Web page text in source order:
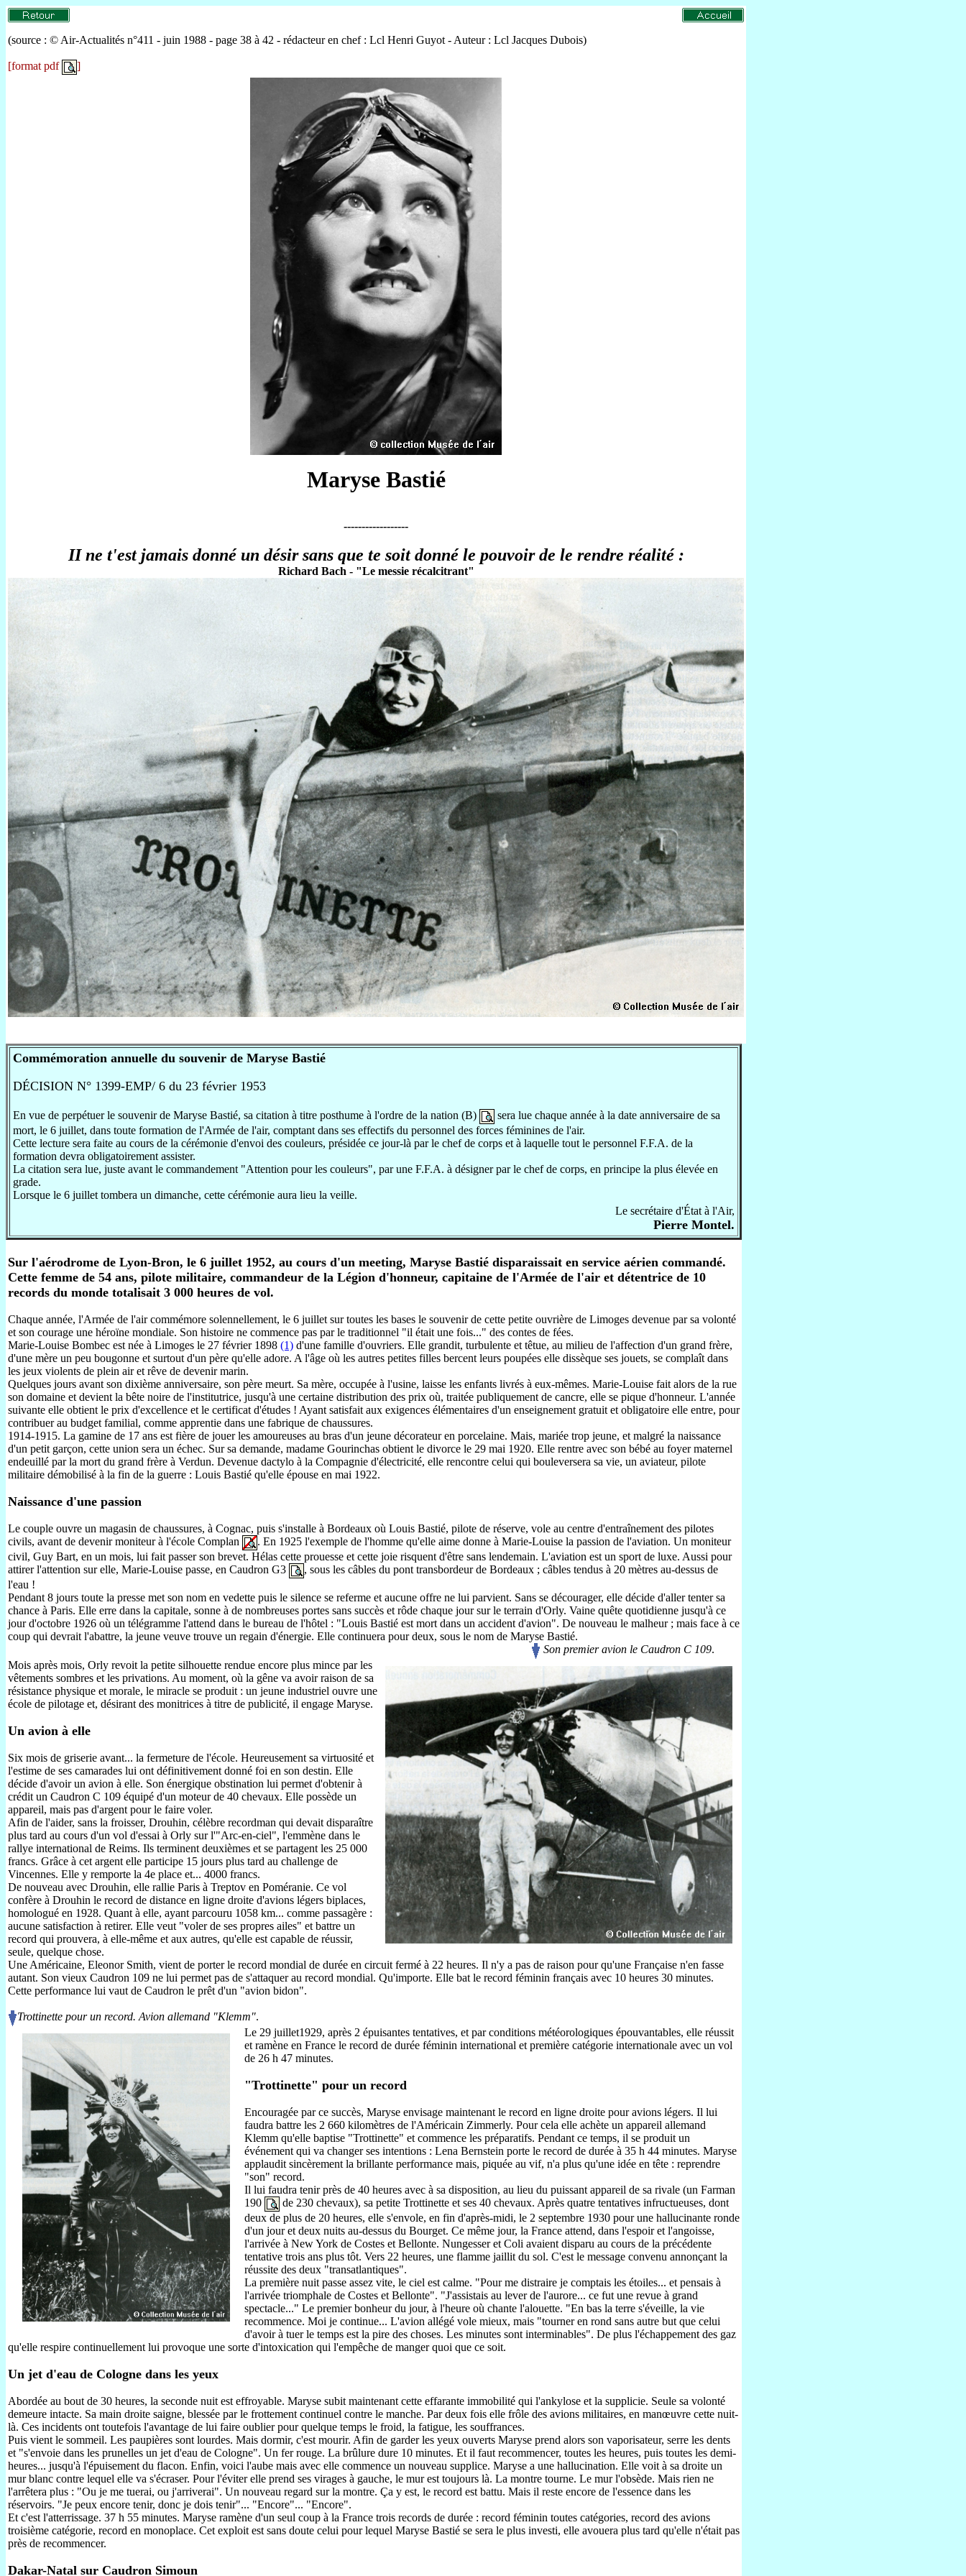
(source : © Air-Actualités n°411 - juin 1988 - page 38 à 42 - rédacteur en chef : Lcl Henri Guyot - Auteur : Lcl Jacques Dubois)
[format pdf ]
Maryse Bastié
------------------
II ne t'est jamais donné un désir sans que te soit donné le pouvoir de le rendre réalité :
Richard Bach - "Le messie récalcitrant"
Commémoration annuelle du souvenir de Maryse Bastié
DÉCISION N° 1399-EMP/ 6 du 23 février 1953
En vue de perpétuer le souvenir de Maryse Bastié, sa citation à titre posthume à l'ordre de la nation (B)
sera lue chaque année à la date anniversaire de sa
mort, le 6 juillet, dans toute formation de l'Armée de l'air, comptant dans ses effectifs du personnel des forces féminines de l'air.
Cette lecture sera faite au cours de la cérémonie d'envoi des couleurs, présidée ce jour-là par le chef de corps et à laquelle tout le personnel F.F.A. de la
formation devra obligatoirement assister.
La citation sera lue, juste avant le commandement "Attention pour les couleurs", par une F.F.A. à désigner par le chef de corps, en principe la plus élevée en
grade.
Lorsque le 6 juillet tombera un dimanche, cette cérémonie aura lieu la veille.
Le secrétaire d'État à l'Air,
Pierre Montel.
Sur l'aérodrome de Lyon-Bron, le 6 juillet 1952, au cours d'un meeting, Maryse Bastié disparaissait en service aérien commandé.
Cette femme de 54 ans, pilote militaire, commandeur de la Légion d'honneur, capitaine de l'Armée de l'air et détentrice de 10
records du monde totalisait 3 000 heures de vol.
Chaque année, l'Armée de l'air commémore solennellement, le 6 juillet sur toutes les bases le souvenir de cette petite ouvrière de Limoges devenue par sa volonté
et son courage une héroïne mondiale. Son histoire ne commence pas par le traditionnel "il était une fois..." des contes de fées.
Marie-Louise Bombec est née à Limoges le 27 février 1898 (1) d'une famille d'ouvriers. Elle grandit, turbulente et têtue, au milieu de l'affection d'un grand frère,
d'une mère un peu bougonne et surtout d'un père qu'elle adore. A l'âge où les autres petites filles bercent leurs poupées elle dissèque ses jouets, se complaît dans
les jeux violents de plein air et rêve de devenir marin.
Quelques jours avant son dixième anniversaire, son père meurt. Sa mère, occupée à l'usine, laisse les enfants livrés à eux-mêmes. Marie-Louise fait alors de la rue
son domaine et devient la bête noire de l'institutrice, jusqu'à une certaine distribution des prix où, traitée publiquement de cancre, elle se pique d'honneur. L'année
suivante elle obtient le prix d'excellence et le certificat d'études ! Ayant satisfait aux exigences élémentaires d'un enseignement gratuit et obligatoire elle entre, pour
contribuer au budget familial, comme apprentie dans une fabrique de chaussures.
1914-1915. La gamine de 17 ans est fière de jouer les amoureuses au bras d'un jeune décorateur en porcelaine. Mais, mariée trop jeune, et malgré la naissance
d'un petit garçon, cette union sera un échec. Sur sa demande, madame Gourinchas obtient le divorce le 29 mai 1920. Elle rentre avec son bébé au foyer maternel
endeuillé par la mort du grand frère à Verdun. Devenue dactylo à la Compagnie d'électricité, elle rencontre celui qui bouleversera sa vie, un aviateur, pilote
militaire démobilisé à la fin de la guerre : Louis Bastié qu'elle épouse en mai 1922.
Naissance d'une passion
Le couple ouvre un magasin de chaussures, à Cognac, puis s'installe à Bordeaux où Louis Bastié, pilote de réserve, vole au centre d'entraînement des pilotes
civils, avant de devenir moniteur à l'école Complan
. En 1925 l'exemple de l'homme qu'elle aime donne à Marie-Louise la passion de l'aviation. Un moniteur
civil, Guy Bart, en un mois, lui fait passer son brevet. Hélas cette prouesse et cette joie risquent d'être sans lendemain. L'aviation est un sport de luxe. Aussi pour
attirer l'attention sur elle, Marie-Louise passe, en Caudron G3
, sous les câbles du pont transbordeur de Bordeaux ; câbles tendus à 20 mètres au-dessus de
l'eau !
Pendant 8 jours toute la presse met son nom en vedette puis le silence se referme et aucune offre ne lui parvient. Sans se décourager, elle décide d'aller tenter sa
chance à Paris. Elle erre dans la capitale, sonne à de nombreuses portes sans succès et rôde chaque jour sur le terrain d'Orly. Vaine quête quotidienne jusqu'à ce
jour d'octobre 1926 où un télégramme l'attend dans le bureau de l'hôtel : "Louis Bastié est mort dans un accident d'avion". De nouveau le malheur ; mais face à ce
coup qui devrait l'abattre, la jeune veuve trouve un regain d'énergie. Elle continuera pour deux, sous le nom de Maryse Bastié.
Son premier avion le Caudron C 109.
Mois après mois, Orly revoit la petite silhouette rendue encore plus mince par les
vêtements sombres et les privations. Au moment, où la gêne va avoir raison de sa
résistance physique et morale, le miracle se produit : un jeune industriel ouvre une
école de pilotage et, désirant des monitrices à titre de publicité, il engage Maryse.
Un avion à elle
Six mois de griserie avant... la fermeture de l'école. Heureusement sa virtuosité et
l'estime de ses camarades lui ont définitivement donné foi en son destin. Elle
décide d'avoir un avion à elle. Son énergique obstination lui permet d'obtenir à
crédit un Caudron C 109 équipé d'un moteur de 40 chevaux. Elle possède un
appareil, mais pas d'argent pour le faire voler.
Afin de l'aider, sans la froisser, Drouhin, célèbre recordman qui devait disparaître
plus tard au cours d'un vol d'essai à Orly sur l'"Arc-en-ciel", l'emmène dans le
rallye international de Reims. Ils terminent deuxièmes et se partagent les 25 000
francs. Grâce à cet argent elle participe 15 jours plus tard au challenge de
Vincennes. Elle y remporte la 4e place et... 4000 francs.
De nouveau avec Drouhin, elle rallie Paris à Treptov en Poméranie. Ce vol
confère à Drouhin le record de distance en ligne droite d'avions légers biplaces,
homologué en 1928. Quant à elle, ayant parcouru 1058 km... comme passagère :
aucune satisfaction à retirer. Elle veut "voler de ses propres ailes" et battre un
record qui prouvera, à elle-même et aux autres, qu'elle est capable de réussir,
seule, quelque chose.
Une Américaine, Eleonor Smith, vient de porter le record mondial de durée en circuit fermé à 22 heures. Il n'y a pas de raison pour qu'une Française n'en fasse
autant. Son vieux Caudron 109 ne lui permet pas de s'attaquer au record mondial. Qu'importe. Elle bat le record féminin français avec 10 heures 30 minutes.
Cette performance lui vaut de Caudron le prêt d'un "avion bidon".
Trottinette pour un record. Avion allemand "Klemm".
Le 29 juillet1929, après 2 épuisantes tentatives, et par conditions météorologiques épouvantables, elle réussit
et ramène en France le record de durée féminin international et première catégorie internationale avec un vol
de 26 h 47 minutes.
"Trottinette" pour un record
Encouragée par ce succès, Maryse envisage maintenant le record en ligne droite pour avions légers. Il lui
faudra battre les 2 660 kilomètres de l'Américain Zimmerly. Pour cela elle achète un appareil allemand
Klemm qu'elle baptise "Trottinette" et commence les préparatifs. Pendant ce temps, il se produit un
événement qui va changer ses intentions : Lena Bernstein porte le record de durée à 35 h 44 minutes. Maryse
applaudit sincèrement la brillante performance mais, piquée au vif, n'a plus qu'une idée en tête : reprendre
"son" record.
Il lui faudra tenir près de 40 heures avec à sa disposition, au lieu du puissant appareil de sa rivale (un Farman
190
de 230 chevaux), sa petite Trottinette et ses 40 chevaux. Après quatre tentatives infructueuses, dont
deux de plus de 20 heures, elle s'envole, en fin d'après-midi, le 2 septembre 1930 pour une hallucinante ronde
d'un jour et deux nuits au-dessus du Bourget. Ce même jour, la France attend, dans l'espoir et l'angoisse,
l'arrivée à New York de Costes et Bellonte. Nungesser et Coli avaient disparu au cours de la précédente
tentative trois ans plus tôt. Vers 22 heures, une flamme jaillit du sol. C'est le message convenu annonçant la
réussite des deux "transatlantiques".
La première nuit passe assez vite, le ciel est calme. "Pour me distraire je comptais les étoiles... et pensais à
l'arrivée triomphale de Costes et Bellonte". "J'assistais au lever de l'aurore... ce fut une revue à grand
spectacle..." Le premier bonheur du jour, à l'heure où chante l'alouette. "En bas la terre s'éveille, la vie
recommence. Moi je continue... L'avion allégé vole mieux, mais "tourner en rond sans autre but que celui
d'avoir à tuer le temps est la pire des choses. Les minutes sont interminables". De plus l'échappement des gaz
qu'elle respire continuellement lui provoque une sorte d'intoxication qui l'empêche de manger quoi que ce soit.
Un jet d'eau de Cologne dans les yeux
Abordée au bout de 30 heures, la seconde nuit est effroyable. Maryse subit maintenant cette effarante immobilité qui l'ankylose et la supplicie. Seule sa volonté
demeure intacte. Sa main droite saigne, blessée par le frottement continuel contre le manche. Par deux fois elle frôle des avions militaires, en manœuvre cette nuit-
là. Ces incidents ont toutefois l'avantage de lui faire oublier pour quelque temps le froid, la fatigue, les souffrances.
Puis vient le sommeil. Les paupières sont lourdes. Mais dormir, c'est mourir. Afin de garder les yeux ouverts Maryse prend alors son vaporisateur, serre les dents
et "s'envoie dans les prunelles un jet d'eau de Cologne". Un fer rouge. La brûlure dure 10 minutes. Et il faut recommencer, toutes les heures, puis toutes les demi-
heures... jusqu'à l'épuisement du flacon. Enfin, voici l'aube mais avec elle commence un nouveau supplice. Maryse a une hallucination. Elle voit à sa droite un
mur blanc contre lequel elle va s'écraser. Pour l'éviter elle prend ses virages à gauche, le mur est toujours là. La montre tourne. Le mur l'obsède. Mais rien ne
l'arrêtera plus : "Ou je me tuerai, ou j'arriverai". Un nouveau regard sur la montre. Ça y est, le record est battu. Mais il reste encore de l'essence dans les
réservoirs. "Je peux encore tenir, donc je dois tenir"... "Encore"... "Encore".
Et c'est l'atterrissage. 37 h 55 minutes. Maryse ramène d'un seul coup à la France trois records de durée : record féminin toutes catégories, record des avions
troisième catégorie, record en monoplace. Cet exploit est sans doute celui pour lequel Maryse Bastié se sera le plus investi, elle avouera plus tard qu'elle n'était pas
près de recommencer.
Dakar-Natal sur Caudron Simoun